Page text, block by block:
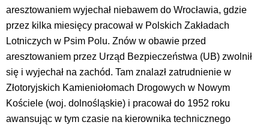
aresztowaniem wyjechał niebawem do Wrocławia, gdzie
przez kilka miesięcy pracował w Polskich Zakładach
Lotniczych w Psim Polu. Znów w obawie przed
aresztowaniem przez Urząd Bezpieczeństwa (UB) zwolnił
się i wyjechał na zachód. Tam znalazł zatrudnienie w
Złotoryjskich Kamieniołomach Drogowych w Nowym
Kościele (woj. dolnośląskie) i pracował do 1952 roku
awansując w tym czasie na kierownika technicznego